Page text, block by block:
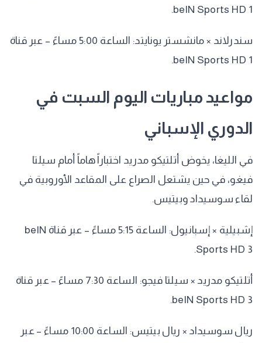
beIN Sports HD 1.
​سندرلاند × مانشستر يونايتد: الساعة 5:00 مساءً – عبر قناة
beIN Sports HD 1.
​مواعيد مباريات اليوم السبت في
الدوري الإسباني
​في الليغا، يخوض أتلتيكو مدريد اختباراً هاماً أمام سيلتا
فيغو، في حين يشتعل الصراع على المقاعد الأوروبية في
لقاء سوسيداد وبيتيس.
​إشبيلية × إسبانيول: الساعة 5:15 مساءً – عبر قناة beIN
Sports HD 3.
​أتلتيكو مدريد × سيلتا فيجو: الساعة 7:30 مساءً – عبر قناة
beIN Sports HD 3.
​ريال سوسيداد × ريال بيتيس: الساعة 10:00 مساءً – عبر